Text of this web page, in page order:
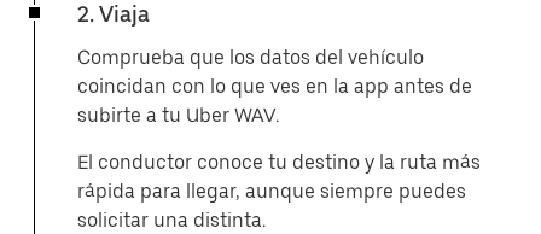
2. Viaja
Comprueba que los datos del vehículo
coincidan con lo que ves en la app antes de
subirte a tu Uber WAV.
El conductor conoce tu destino y la ruta más
rápida para llegar, aunque siempre puedes
solicitar una distinta.